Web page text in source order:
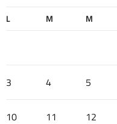
L M M
3 4 5
10 11 12